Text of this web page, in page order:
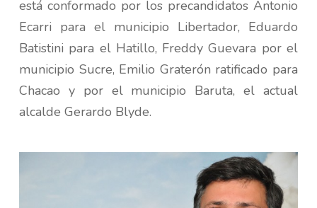
está conformado por los precandidatos Antonio
Ecarri para el municipio Libertador, Eduardo
Batistini para el Hatillo, Freddy Guevara por el
municipio Sucre, Emilio Graterón ratificado para
Chacao y por el municipio Baruta, el actual
alcalde Gerardo Blyde.